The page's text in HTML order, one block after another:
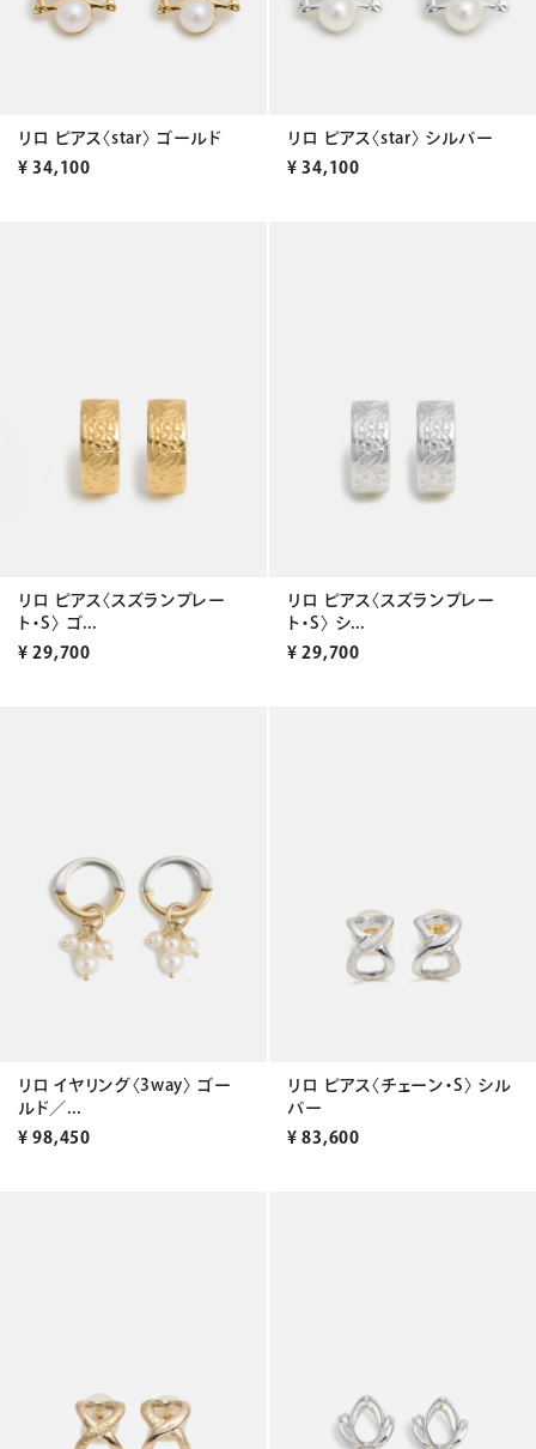
リロ ピアス〈star〉 ゴールド
¥ 34,100
リロ ピアス〈star〉 シルバー
¥ 34,100
リロ ピアス〈スズランプレー
ト・S〉 ゴ...
¥ 29,700
リロ ピアス〈スズランプレー
ト・S〉 シ...
¥ 29,700
リロ イヤリング〈3way〉 ゴー
ルド／...
¥ 98,450
リロ ピアス〈チェーン・S〉 シル
バー
¥ 83,600